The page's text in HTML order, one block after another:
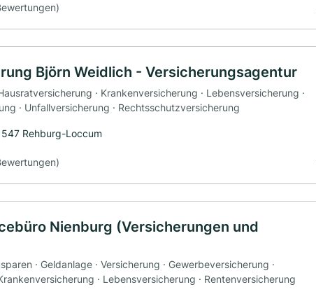
Björn Weidlich - Versicherungsagentur
· Krankenversicherung · Lebensversicherung ·
· Unfallversicherung · Rechtsschutzversicherung
Rehburg-Loccum
Nienburg (Versicherungen und
· Geldanlage · Versicherung · Gewerbeversicherung ·
· Lebensversicherung · Rentenversicherung